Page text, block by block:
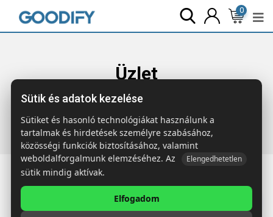
0
Üzlet
Főoldal Termékek Last Minute Brandbox
logózott BERN Nyomógombos golyóstoll
Étkezés & Ivás
Sütik és adatok kezelése
Sütiket és hasonló technológiákat használunk a
tartalmak és hirdetések személyre szabásához,
közösségi funkciók biztosításához, valamint
weboldalforgalmunk elemzéséhez. Az
Elengedhetetlen
sütik mindig aktívak.
Elfogadom